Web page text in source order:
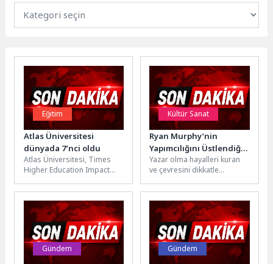
Eğitim
Atlas Üniversitesi
dünyada 7’nci oldu
Atlas Üniversitesi, Times
Higher Education Impact
göre “Erişilebilir ve Temiz
Enerji” kategorisinde...
Kültür Sanat
Ryan Murphy’nin
Yapımcılığını Üstlendiği
ve Bret Easton Ellis’ın
Çok Satan Romanından
Uyarlanan “The Shards”,
Sadece Disney+’ta
Yayında!
Yazar olma hayalleri kuran
ve çevresini dikkatle
gerçeklik algısı, gizemli ve
etkileyici...
Gündem Gündem